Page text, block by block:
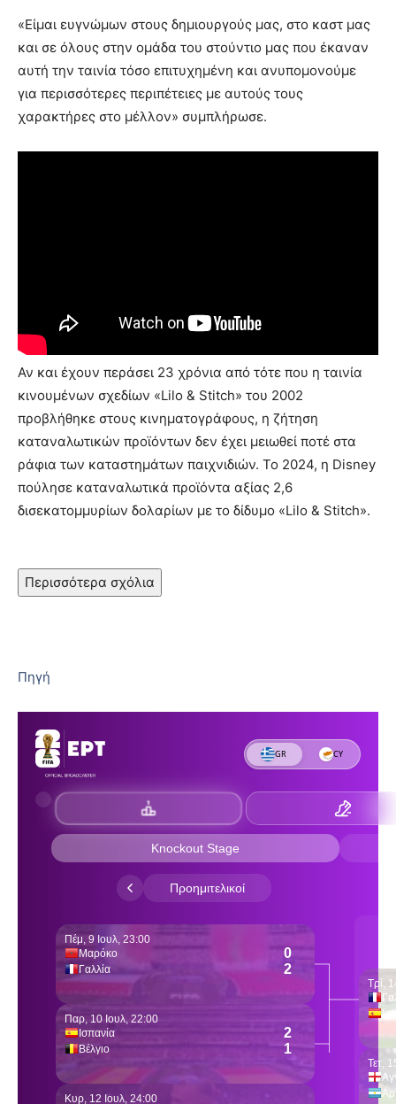
«Είμαι ευγνώμων στους δημιουργούς μας, στο καστ μας
και σε όλους στην ομάδα του στούντιο μας που έκαναν
αυτή την ταινία τόσο επιτυχημένη και ανυπομονούμε
για περισσότερες περιπέτειες με αυτούς τους
χαρακτήρες στο μέλλον» συμπλήρωσε.
Αν και έχουν περάσει 23 χρόνια από τότε που η ταινία
κινουμένων σχεδίων «Lilo & Stitch» του 2002
προβλήθηκε στους κινηματογράφους, η ζήτηση
καταναλωτικών προϊόντων δεν έχει μειωθεί ποτέ στα
ράφια των καταστημάτων παιχνιδιών. Το 2024, η Disney
πούλησε καταναλωτικά προϊόντα αξίας 2,6
δισεκατομμυρίων δολαρίων με το δίδυμο «Lilo & Stitch».
Περισσότερα σχόλια
Πηγή